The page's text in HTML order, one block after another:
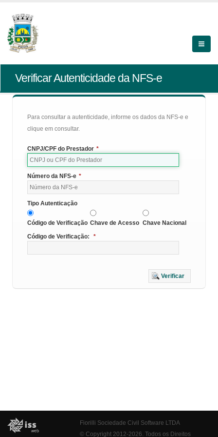
Verificar Autenticidade da NFS-e
Para consultar a autenticidade, informe os dados da NFS-e e
clique em consultar.
CNPJ/CPF do Prestador *
Número da NFS-e *
Tipo Autenticação
Código de Verificação Chave de Acesso Chave Nacional
Código de Verificação:
*
Verificar
Fiorilli Sociedade Civil Software LTDA
© Copyright 2012-2026. Todos os Direitos